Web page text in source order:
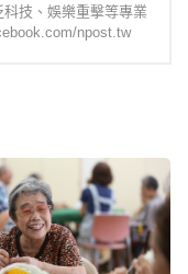
科技、娛樂重擊等專業
npost.tw